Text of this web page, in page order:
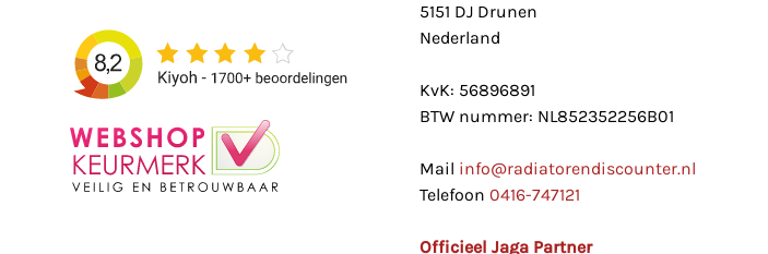
5151 DJ Drunen
Nederland
KvK: 56896891
BTW nummer: NL852352256B01
Mail info@radiatorendiscounter.nl
Telefoon 0416-747121
Officieel Jaga Partner